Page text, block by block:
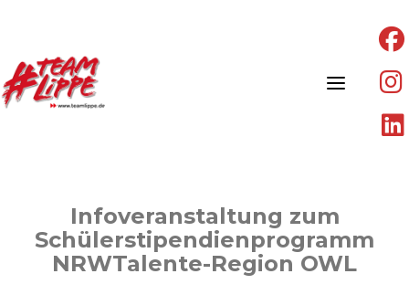
Infoveranstaltung zum
Schülerstipendienprogramm
NRWTalente-Region OWL